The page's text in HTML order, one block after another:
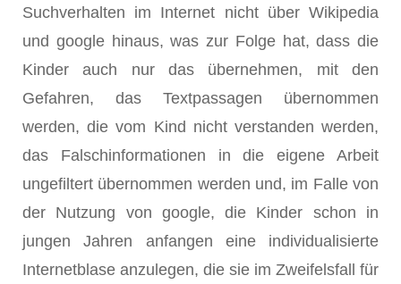
Suchverhalten im Internet nicht über Wikipedia
und google hinaus, was zur Folge hat, dass die
Kinder auch nur das übernehmen, mit den
Gefahren, das Textpassagen übernommen
werden, die vom Kind nicht verstanden werden,
das Falschinformationen in die eigene Arbeit
ungefiltert übernommen werden und, im Falle von
der Nutzung von google, die Kinder schon in
jungen Jahren anfangen eine individualisierte
Internetblase anzulegen, die sie im Zweifelsfall für